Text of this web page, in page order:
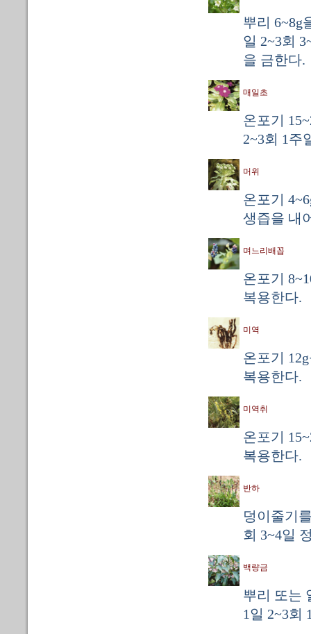
뿌리 6~8g
일 2~3회
을 금한다.
매일초
온포기
2~3회 1주
머위
온포기
생즙을 내
며느리배꼽
온포기
복용한다.
미역
온포기
복용한다.
미역취
온포기
복용한다.
반하
덩이줄기
회 3~4일
백량금
뿌리 또는
1일 2~3회